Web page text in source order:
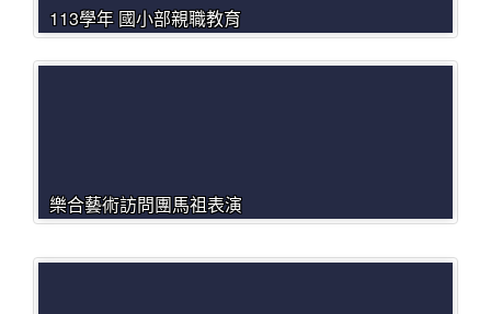
113學年 國小部親職教育
樂合藝術訪問團馬祖表演